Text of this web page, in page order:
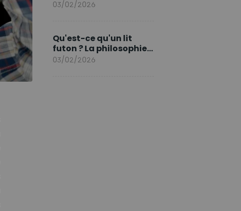
printanier
03/02/2026
Qu'est-ce qu'un lit
futon ? La philosophie
du sommeil japonais
03/02/2026